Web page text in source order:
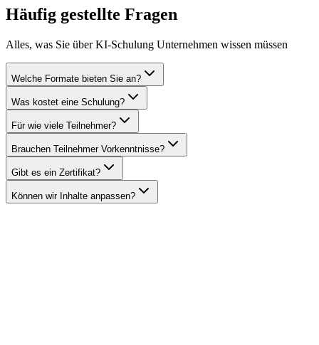
Häufig gestellte Fragen
Alles, was Sie überKI-Schulung Unternehmen wissen müssen
Welche Formate bieten Sie an?
Was kostet eine Schulung?
Für wie viele Teilnehmer?
Brauchen Teilnehmer Vorkenntnisse?
Gibt es ein Zertifikat?
Können wir Inhalte anpassen?